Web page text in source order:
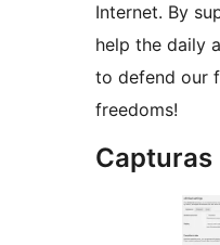
Internet. By
help the daily
to defend our
freedoms!
Capturas